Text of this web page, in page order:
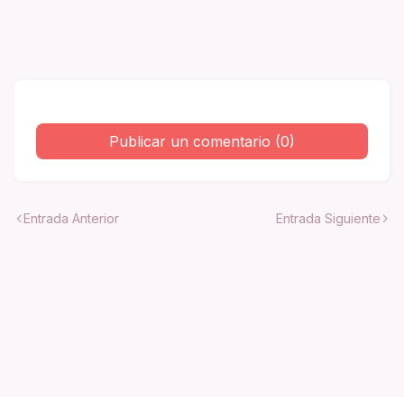
Publicar un comentario (0)
Entrada Anterior Entrada Siguiente